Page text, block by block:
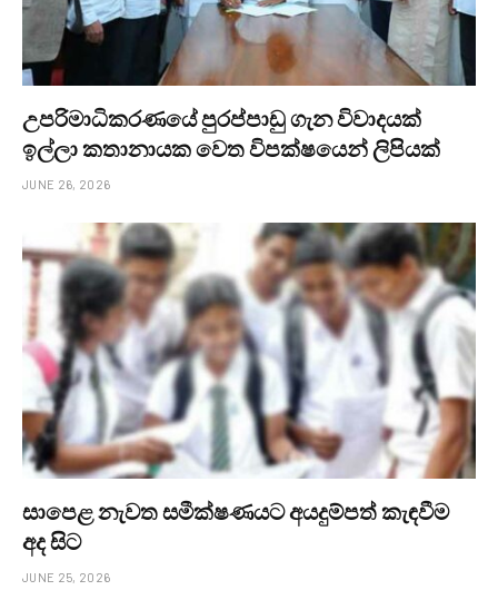
උපරිමාධිකරණයේ පුරප්පාඩු ගැන විවාදයක්
ඉල්ලා කතානායක වෙත විපක්ෂයෙන් ලිපියක්
JUNE 26, 2026
සාපෙළ නැවත සමීක්ෂණයට අයදුම්පත් කැඳවීම
අද සිට
JUNE 25, 2026